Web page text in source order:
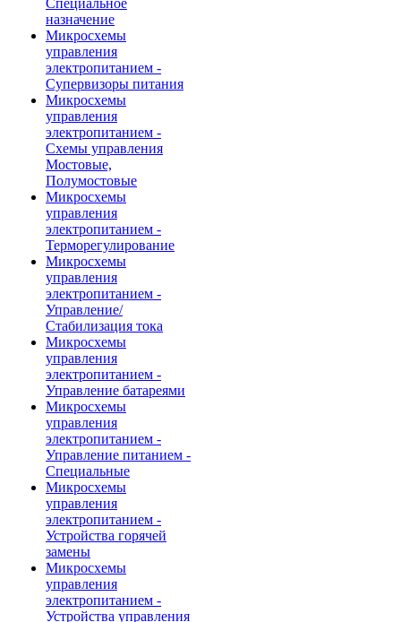
Специальное
назначение
Микросхемы
управления
электропитанием -
Супервизоры питания
Микросхемы
управления
электропитанием -
Схемы управления
Мостовые,
Полумостовые
Микросхемы
управления
электропитанием -
Терморегулирование
Микросхемы
управления
электропитанием -
Управление/
Стабилизация тока
Микросхемы
управления
электропитанием -
Управление батареями
Микросхемы
управления
электропитанием -
Управление питанием -
Специальные
Микросхемы
управления
электропитанием -
Устройства горячей
замены
Микросхемы
управления
электропитанием -
Устройства управления